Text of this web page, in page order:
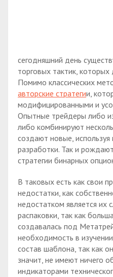
сегодняшний день
торговых тактик,
Помимо классических
авторские стратегии,
модифицированными и
Опытные трейдеры либо
либо комбинируют
создают новые,
разработки. Так и
стратегии бинарных
В таковых есть как свои
недостатки, как
недостатком является их
распаковки, так как
создавалась под
необходимость в
состав шаблона, так как
значит, не имеют ничего
индикаторами